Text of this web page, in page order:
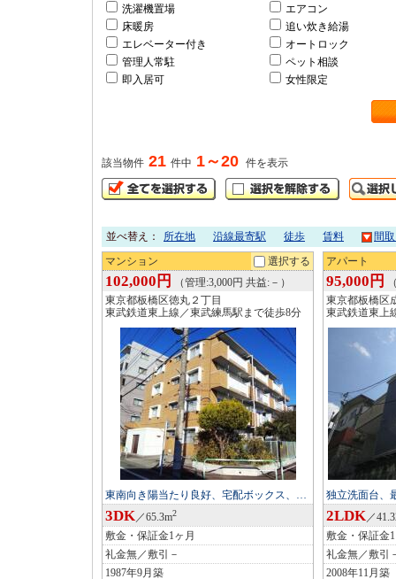
洗濯機置場
エアコン
床暖房
追い炊き給湯
エレベーター付き
オートロック
管理人常駐
ペット相談
即入居可
女性限定
該当物件 21 件中 1～20 件を表示
並べ替え： 所在地 沿線最寄駅 徒歩 賃料 間
マンション 選択する
102,000円
（管理:3,000円 共益:－）
東京都板橋区徳丸２丁目
東武鉄道東上線／東武練馬駅まで徒歩8分
東南向き陽当たり良好、宅配ボックス、…
3DK／65.3m2
敷金・保証金1ヶ月
礼金無／敷引－
1987年9月築
アパート
95,000円
東京都板橋区
東武鉄道東上
独立洗面台、
2LDK／
敷金・保証金
礼金無／敷引
2008年11月築